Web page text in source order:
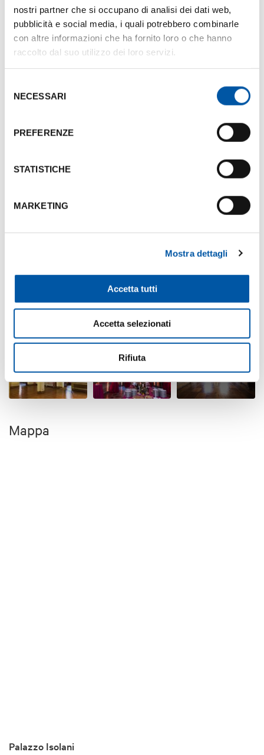
nostri partner che si occupano di analisi dei dati web,
pubblicità e social media, i quali potrebbero combinarle
con altre informazioni che ha fornito loro o che hanno
raccolto dal suo utilizzo dei loro servizi.
delNECESSARI
PREFERENZE
STATISTICHE
MARKETING
Mostra dettagli
Accetta tutti
Accetta selezionati
Rifiuta
ARCHIVIO 59,80 4,90 50
ARCHI 60 4,90
Photogallery
+7
Mappa
Palazzo Isolani